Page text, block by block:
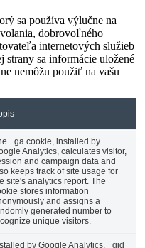
sa používa výlučne na
dobrovoľného
internetových služieb
strany sa informácie uložené
nemôžu použiť na vašu
_ga cookie, installed by
Analytics, calculates visitor,
and campaign data and
keeps track of site usage for
site's analytics report. The
stores information
and assigns a
generated number to
unique visitors.
by Google Analytics, _gid